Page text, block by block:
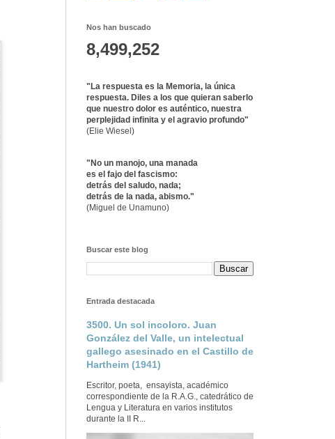
Nos han buscado
8,499,252
"La respuesta es la Memoria, la única
respuesta. Diles a los que quieran saberlo
que nuestro dolor es auténtico, nuestra
perplejidad infinita y el agravio profundo"
(Elie Wiesel)
"No un manojo, una manada
es el fajo del fascismo:
detrás del saludo, nada;
detrás de la nada, abismo."
(Miguel de Unamuno)
Buscar este blog
Entrada destacada
3500. Un sol incoloro. Juan
González del Valle, un intelectual
gallego asesinado en el Castillo de
Hartheim (1941)
Escritor, poeta, ensayista, académico
correspondiente de la R.A.G., catedrático de
Lengua y Literatura en varios institutos
durante la II R...